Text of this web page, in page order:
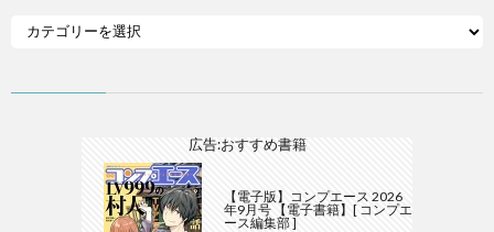
広告:おすすめ書籍
【電子版】コンプエース 2026
年9月号 【電子書籍】[ コンプエ
ース編集部 ]